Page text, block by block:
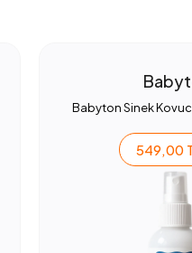
Babyton Sinek
549,00